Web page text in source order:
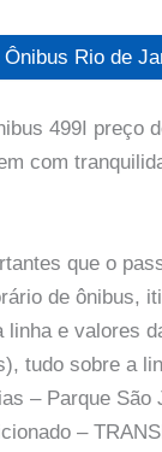
Ônibus Rio de
499I preço
com
que o
de ônibus,
linha e valores
tudo sobre a
– Parque São
–